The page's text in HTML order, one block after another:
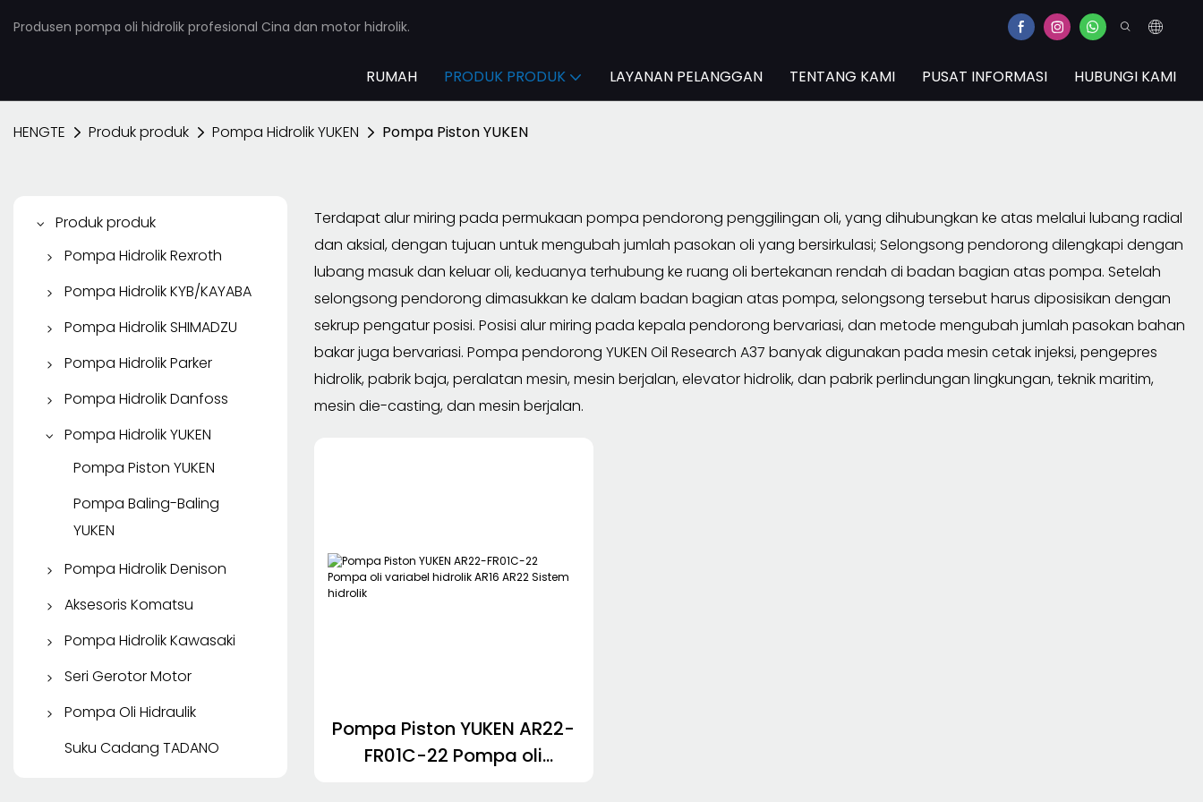
Produsen pompa oli hidrolik profesional Cina dan motor hidrolik.
RUMAH PRODUK PRODUK LAYANAN PELANGGAN TENTANG KAMI PUSAT INFORMASI HUBUNGI KAMI
HENGTE Produk produk Pompa Hidrolik YUKEN Pompa Piston YUKEN
Produk produk
Pompa Hidrolik Rexroth
Pompa Piston Rexroth
Pompa Baling-Baling
Rexroth
Motor Hidrolik Rexroth
Pompa Hidrolik KYB/KAYABA
Pompa Roda Gigi
Pompa Hidrolik SHIMADZU
Pompa Roda Gigi
Pompa Hidrolik Parker
Pompa Piston Parker
Pompa Baling-Baling
Parker
Pompa Roda Gigi Parker
Motor Hidrolik Parker
Pompa Hidrolik Danfoss
Pompa Piston Danfoss
Pompa Roda Gigi
Danfoss
Pompa Hidrolik YUKEN
Pompa Piston YUKEN
Pompa Baling-Baling
YUKEN
Pompa Hidrolik Denison
Pompa Piston Denison
Pompa Baling-Baling
Aksesoris Komatsu
Suku Cadang Komatsu
Pompa Hidrolik Kawasaki
Pompa Piston Kawasaki
Seri Gerotor Motor
EATON Gerotor Motor
Danfoss Gerotor Motor
Pompa Oli Hidraulik
Pompa Baling-Baling
Suku Cadang TADANO
Terdapat alur miring pada permukaan pompa pendorong penggilingan oli, yang dihubungkan ke atas melalui lubang radial
dan aksial, dengan tujuan untuk mengubah jumlah pasokan oli yang bersirkulasi; Selongsong pendorong dilengkapi dengan
lubang masuk dan keluar oli, keduanya terhubung ke ruang oli bertekanan rendah di badan bagian atas pompa. Setelah
selongsong pendorong dimasukkan ke dalam badan bagian atas pompa, selongsong tersebut harus diposisikan dengan
sekrup pengatur posisi. Posisi alur miring pada kepala pendorong bervariasi, dan metode mengubah jumlah pasokan bahan
bakar juga bervariasi. Pompa pendorong YUKEN Oil Research A37 banyak digunakan pada mesin cetak injeksi, pengepres
hidrolik, pabrik baja, peralatan mesin, mesin berjalan, elevator hidrolik, dan pabrik perlindungan lingkungan, teknik maritim,
mesin die-casting, dan mesin berjalan.
Pompa Piston YUKEN AR22-
FR01C-22 Pompa oli